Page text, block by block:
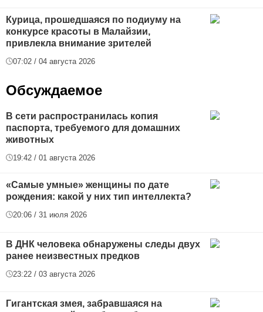
Курица, прошедшаяся по подиуму на
конкурсе красоты в Малайзии,
привлекла внимание зрителей
07:02 / 04 августа 2026
Обсуждаемое
В сети распространилась копия
паспорта, требуемого для домашних
животных
19:42 / 01 августа 2026
«Самые умные» женщины по дате
рождения: какой у них тип интеллекта?
20:06 / 31 июля 2026
В ДНК человека обнаружены следы двух
ранее неизвестных предков
23:22 / 03 августа 2026
Гигантская змея, забравшаяся на